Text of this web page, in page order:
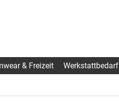
& Freizeit Werkstattbedarf